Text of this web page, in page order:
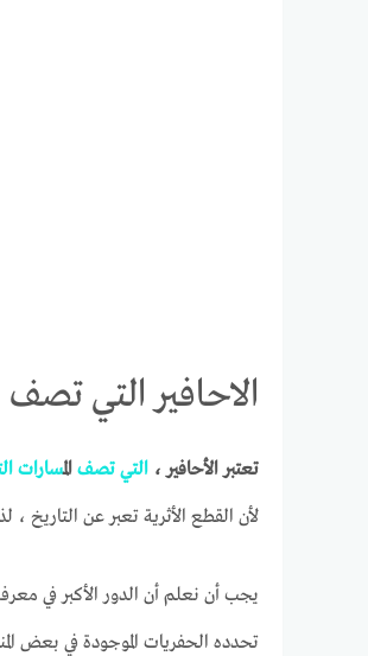
الاحافير التي
تعتبر الأحافير ، التي تصف المسارات
لأن القطع الأثرية تعبر عن التاريخ
يجب أن نعلم أن الدور الأكبر في
تحدده الحفريات الموجودة في بعض